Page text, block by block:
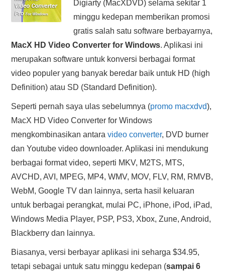
HASIL PENCARIAN
Digiarty (MacXDVD) selama sekitar 1
minggu kedepan memberikan promosi
gratis salah satu software berbayarnya,
MacX HD Video Converter for Windows. Aplikasi ini
merupakan software untuk konversi berbagai format
video populer yang banyak beredar baik untuk HD (high
Definition) atau SD (Standard Definition).
Seperti pernah saya ulas sebelumnya (promo macxdvd),
MacX HD Video Converter for Windows
mengkombinasikan antaravideo converter, DVD burner
dan Youtube video downloader. Aplikasi ini mendukung
berbagai format video, seperti MKV, M2TS, MTS,
AVCHD, AVI, MPEG, MP4, WMV, MOV, FLV, RM, RMVB,
WebM, Google TV dan lainnya, serta hasil keluaran
untuk berbagai perangkat, mulai PC, iPhone, iPod, iPad,
Windows Media Player, PSP, PS3, Xbox, Zune, Android,
Blackberry dan lainnya.
Biasanya, versi berbayar aplikasi ini seharga $34.95,
tetapi sebagai untuk satu minggu kedepan (sampai 6